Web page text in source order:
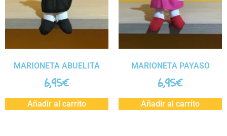
MARIONETA ABUELITA
6,95€
Añadir al carrito
MARIONETA PAYASO
6,95€
Añadir al carrito